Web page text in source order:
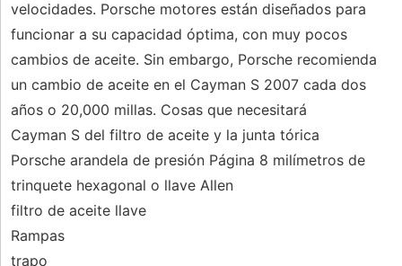
velocidades. Porsche motores están diseñados para
funcionar a su capacidad óptima, con muy pocos
cambios de aceite. Sin embargo, Porsche recomienda
un cambio de aceite en el Cayman S 2007 cada dos
años o 20,000 millas. Cosas que necesitará
Cayman S del filtro de aceite y la junta tórica
Porsche arandela de presión Página 8 milímetros de
trinquete hexagonal o llave Allen
filtro de aceite llave
Rampas
trapo